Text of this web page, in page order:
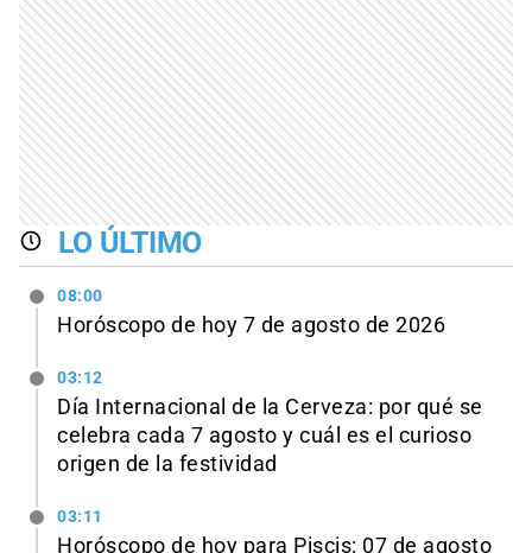
LO ÚLTIMO
08:00
Horóscopo de hoy 7 de agosto de 2026
03:12
Día Internacional de la Cerveza: por qué se
celebra cada 7 agosto y cuál es el curioso
origen de la festividad
03:11
Horóscopo de hoy para Piscis: 07 de agosto